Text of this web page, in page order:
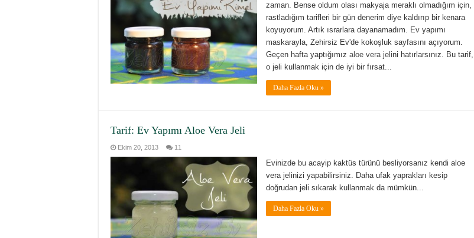
zaman. Bense oldum olası makyaja meraklı olmadığım için,
rastladığım tarifleri bir gün denerim diye kaldırıp bir kenara
koyuyorum. Artık ısrarlara dayanamadım. Ev yapımı
maskarayla, Zehirsiz Ev'de kokoşluk sayfasını açıyorum.
Geçen hafta yaptığımız aloe vera jelini hatırlarsınız. Bu tarif,
o jeli kullanmak için de iyi bir fırsat...
Daha Fazla Oku »
Tarif: Ev Yapımı Aloe Vera Jeli
Ekim 20, 2013 11
Evinizde bu acayip kaktüs türünü besliyorsanız kendi aloe
vera jelinizi yapabilirsiniz. Daha ufak yaprakları kesip
doğrudan jeli sıkarak kullanmak da mümkün...
Daha Fazla Oku »